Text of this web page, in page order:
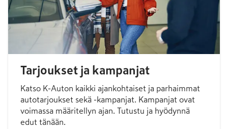
Tarjoukset ja kampanjat
Katso K-Auton kaikki ajankohtaiset ja parhaimmat
autotarjoukset sekä -kampanjat. Kampanjat ovat
voimassa määritellyn ajan. Tutustu ja hyödynnä
edut tänään.